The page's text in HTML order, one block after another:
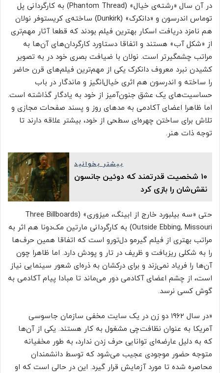
در آن سال «رشته‌ی خیال» (Phantom Thread) به کارگردانی پل
توماس اندرسون و «دانکرک» (Dunkirk) ساخته‌ی کریستوفر نولان
هم نامزد دریافت اسکار بهترین فیلم بودند که قطعا آثار مهم‌تری
از «شکل آب» هستند و اتفاقا دستاورد کارگردان‌های آن‌ها به
مراتب چشمگیرتر است. نولان با ضیافت بصری خود در به تصویر
کشیدن نبرد معروف دانکرک یکی از مهم‌ترین فیلم‌های قرن حاضر
را ساخته و اندرسون هم اثری خیال‌انگیز و ماندگار در باب
حساسیت‌های یک عشق جنون‌آمیز از خود به یادگار گذاشته است.
اما ظاهرا اعضای آکادمی به مدهای روز و پسند صفحات مجازی و
تلاش برای ساختن چهره‌ای سطحی از خود، بیشتر علاقه دارند تا
توجه ذات هنر.
بیشتر بخوانید
۱۰ شخصیت قدرتمند که دوئین جانسون
نقش‌شان را بازی کرد
حتی «سه بیلبورد خارج از ابینگ، میزوری» (Three Billboards
Outside Ebbing, Missouri) به کارگردانی مارتین مک‌دونا هم اثر به
مراتب بهتری از فیلم گیرمو دل‌تورو است که اتفاقا همین حرف‌ها
را به شکلی ریزبافت و ظریف در تار و پودش دارد. اما ظاهرا چون
آن‌ها را فریاد نمی‌زند و برای درکشان به ذره‌ای شعور سینمایی نیاز
است، از چشم اعضای آکادمی دور می‌ماند تا مبادا پیام آکادمی به
گوش کسی نرسد.
«در سال ۱۹۶۲ دو زن در یک سایت مخفی سازمان جاسوسی
آمریکا به عنوان نظافت‌چی مشغول به کار هستند. یکی از آن‌ها
که به دلیل عارضه‌ای توانایی حرف زدن ندارد، به طور مخفیانه
متوجه حضور موجودی عجیب می‌شود که توسط دانشمندان
محاصره شده تا مورد آزمایش قرار گیرد. این در حالی است که او